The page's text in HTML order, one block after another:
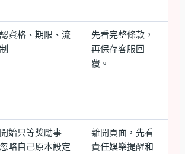
資格、期限、流
先看完整條款，
再保存客服回
覆。
始只等獎勵事
略自己原本設定
離開頁面，先看
責任娛樂提醒和